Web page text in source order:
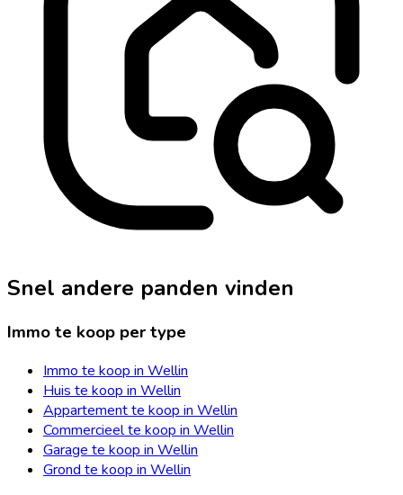
Snel andere panden vinden
Immo te koop per type
Immo te koop in Wellin
Huis te koop in Wellin
Appartement te koop in Wellin
Commercieel te koop in Wellin
Garage te koop in Wellin
Grond te koop in Wellin